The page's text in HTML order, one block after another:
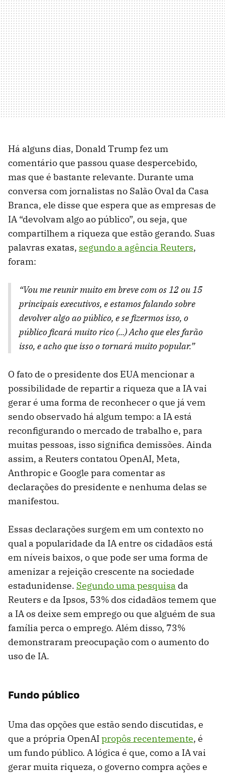
Há alguns dias, Donald Trump fez um
comentário que passou quase despercebido,
mas que é bastante relevante. Durante uma
conversa com jornalistas no Salão Oval da Casa
Branca, ele disse que espera que as empresas de
IA “devolvam algo ao público”, ou seja, que
compartilhem a riqueza que estão gerando. Suas
palavras exatas, segundo a agência Reuters,
foram:
“Vou me reunir muito em breve com os 12 ou 15
principais executivos, e estamos falando sobre
devolver algo ao público, e se fizermos isso, o
público ficará muito rico (...) Acho que eles farão
isso, e acho que isso o tornará muito popular.”
O fato de o presidente dos EUA mencionar a
possibilidade de repartir a riqueza que a IA vai
gerar é uma forma de reconhecer o que já vem
sendo observado há algum tempo: a IA está
reconfigurando o mercado de trabalho e, para
muitas pessoas, isso significa demissões. Ainda
assim, a Reuters contatou OpenAI, Meta,
Anthropic e Google para comentar as
declarações do presidente e nenhuma delas se
manifestou.
Essas declarações surgem em um contexto no
qual a popularidade da IA entre os cidadãos está
em níveis baixos, o que pode ser uma forma de
amenizar a rejeição crescente na sociedade
estadunidense. Segundo uma pesquisa da
Reuters e da Ipsos, 53% dos cidadãos temem que
a IA os deixe sem emprego ou que alguém de sua
família perca o emprego. Além disso, 73%
demonstraram preocupação com o aumento do
uso de IA.
Fundo público
Uma das opções que estão sendo discutidas, e
que a própria OpenAIpropôs recentemente, é
um fundo público. A lógica é que, como a IA vai
gerar muita riqueza, o governo compra ações e